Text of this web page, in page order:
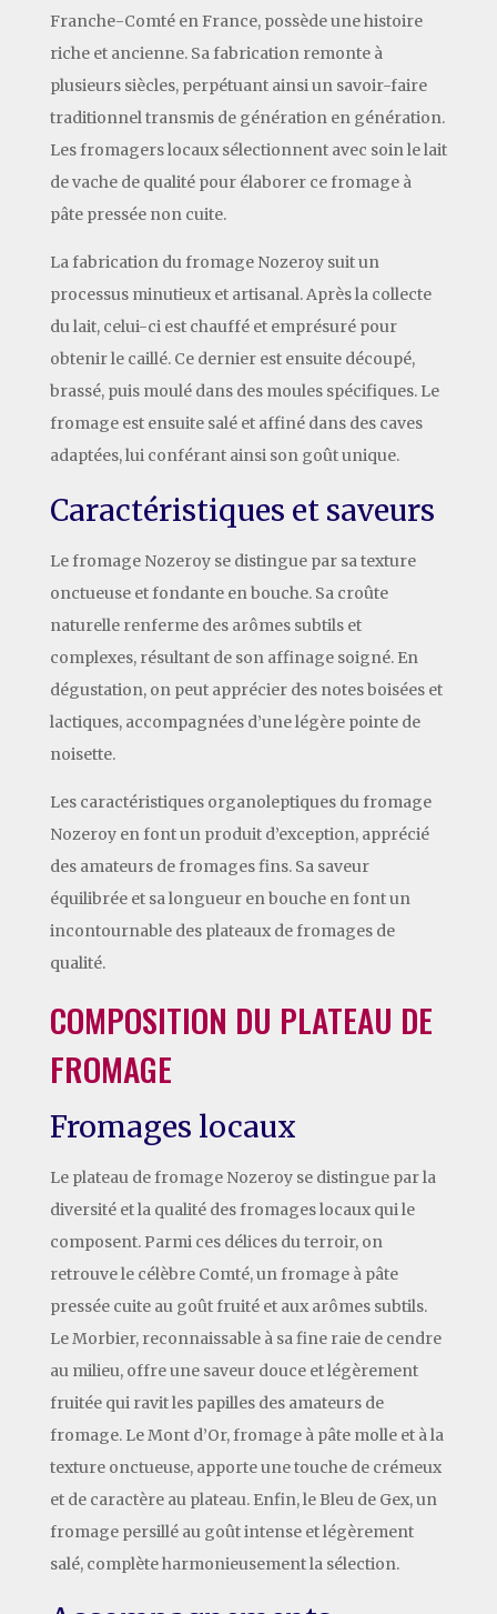
Franche-Comté en France, possède une histoire
riche et ancienne. Sa fabrication remonte à
plusieurs siècles, perpétuant ainsi un savoir-faire
traditionnel transmis de génération en génération.
Les fromagers locaux sélectionnent avec soin le lait
de vache de qualité pour élaborer ce fromage à
pâte pressée non cuite.
La fabrication du fromage Nozeroy suit un
processus minutieux et artisanal. Après la collecte
du lait, celui-ci est chauffé et emprésuré pour
obtenir le caillé. Ce dernier est ensuite découpé,
brassé, puis moulé dans des moules spécifiques. Le
fromage est ensuite salé et affiné dans des caves
adaptées, lui conférant ainsi son goût unique.
Caractéristiques et saveurs
Le fromage Nozeroy se distingue par sa texture
onctueuse et fondante en bouche. Sa croûte
naturelle renferme des arômes subtils et
complexes, résultant de son affinage soigné. En
dégustation, on peut apprécier des notes boisées et
lactiques, accompagnées d’une légère pointe de
noisette.
Les caractéristiques organoleptiques du fromage
Nozeroy en font un produit d’exception, apprécié
des amateurs de fromages fins. Sa saveur
équilibrée et sa longueur en bouche en font un
incontournable des plateaux de fromages de
qualité.
COMPOSITION DU PLATEAU DE
FROMAGE
Fromages locaux
Le plateau de fromage Nozeroy se distingue par la
diversité et la qualité des fromages locaux qui le
composent. Parmi ces délices du terroir, on
retrouve le célèbre Comté, un fromage à pâte
pressée cuite au goût fruité et aux arômes subtils.
Le Morbier, reconnaissable à sa fine raie de cendre
au milieu, offre une saveur douce et légèrement
fruitée qui ravit les papilles des amateurs de
fromage. Le Mont d’Or, fromage à pâte molle et à la
texture onctueuse, apporte une touche de crémeux
et de caractère au plateau. Enfin, le Bleu de Gex, un
fromage persillé au goût intense et légèrement
salé, complète harmonieusement la sélection.